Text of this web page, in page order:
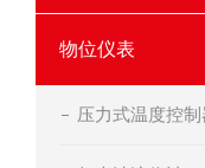
物位仪表
压力式温度控制